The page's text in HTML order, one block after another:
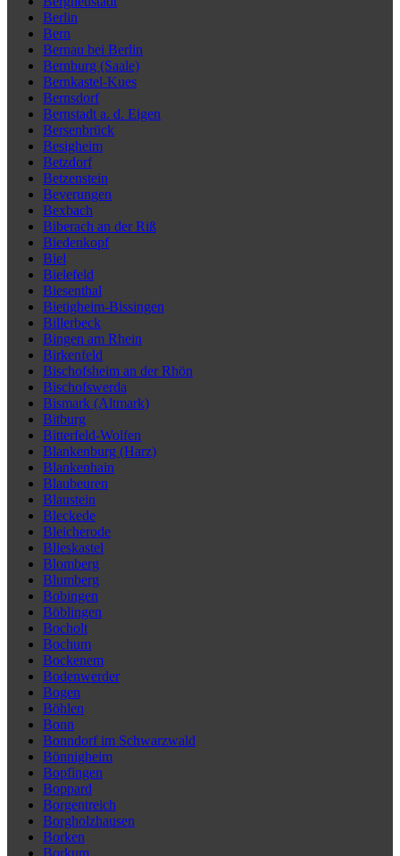
Berlin
Bern
Bernau bei Berlin
Bernburg (Saale)
Bernkastel-Kues
Bernsdorf
Bernstadt a. d. Eigen
Bersenbrück
Besigheim
Betzdorf
Betzenstein
Beverungen
Bexbach
Biberach an der Riß
Biedenkopf
Biel
Bielefeld
Biesenthal
Bietigheim-Bissingen
Billerbeck
Bingen am Rhein
Birkenfeld
Bischofsheim an der Rhön
Bischofswerda
Bismark (Altmark)
Bitburg
Bitterfeld-Wolfen
Blankenburg (Harz)
Blankenhain
Blaubeuren
Blaustein
Bleckede
Bleicherode
Blieskastel
Blomberg
Blumberg
Bobingen
Böblingen
Bocholt
Bochum
Bockenem
Bodenwerder
Bogen
Böhlen
Bonn
Bonndorf im Schwarzwald
Bönnigheim
Bopfingen
Boppard
Borgentreich
Borgholzhausen
Borken